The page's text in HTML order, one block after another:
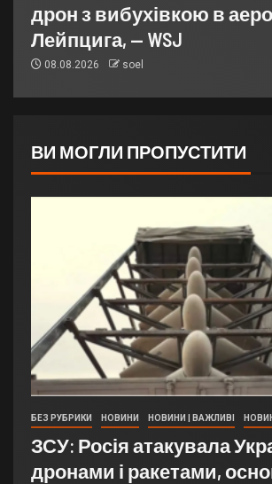
дрон з вибухівкою в
Лейпцига, — WSJ
08.08.2026 soel
ВИ МОГЛИ ПРОПУСТИТИ
БЕЗ РУБРИКИ НОВИНИ НОВИНИ | ВАЖЛИВІ
ЗСУ: Росія атакувала
дронами і ракетами,